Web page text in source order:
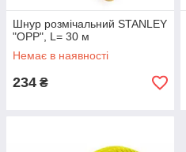
Шнур розмічальний STANLEY
"OPP", L= 30 м
Немає в наявності
234 ₴